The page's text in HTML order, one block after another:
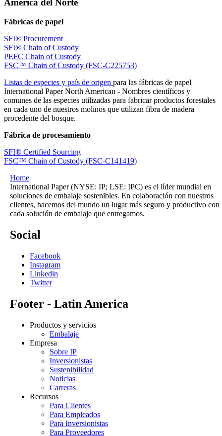
América del Norte
Fábricas de papel
SFI® Procurement
SFI® Chain of Custody
PEFC Chain of Custody
FSC™ Chain of Custody (FSC-C225753)
Listas de especies y país de origen para las fábricas de papel
International Paper North American - Nombres científicos y
comunes de las especies utilizadas para fabricar productos forestales
en cada uno de nuestros molinos que utilizan fibra de madera
procedente del bosque.
Fábrica de procesamiento
SFI® Certified Sourcing
FSC™ Chain of Custody (FSC-C141419)
Home
International Paper (NYSE: IP; LSE: IPC) es el líder mundial en
soluciones de embalaje sostenibles. En colaboración con nuestros
clientes, hacemos del mundo un lugar más seguro y productivo con
cada solución de embalaje que entregamos.
Social
Facebook
Instagram
Linkedin
Twitter
Footer - Latin America
Productos y servicios
Embalaje
Empresa
Sobre IP
Inversionistas
Sustenibilidad
Noticias
Carreras
Recursos
Para Clientes
Para Empleados
Para Inversionistas
Para Proveedores